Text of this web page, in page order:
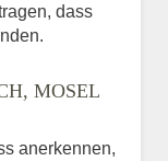
dass
MOSEL
anerkennen,